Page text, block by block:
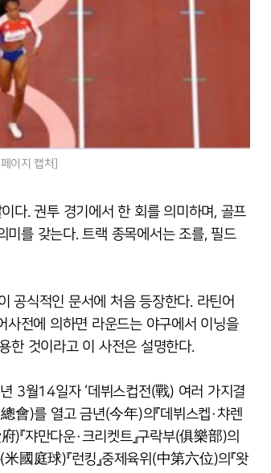
이지 캡처]
다. 권투 경기에서 한 회를 의미하며, 골프
를 갖는다. 트랙 종목에서는 조를, 필드
식적인 문서에 처음 등장한다. 라틴어
사전에 의하면 라운드는 야구에서 이닝을
한 것이라고 이 사전은 설명한다.
3월14일자 ‘데뷔스컵전(戰) 여러 가지결
會)를 열고 금년(今年)의『데뷔스켑·챠렌
쟈만다운·크리켓트』구락부(俱樂部)의
國庭球)『런킹』중제육위(中第六位)의『왓